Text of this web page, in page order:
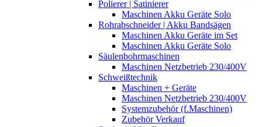
Polierer | Satinierer
Maschinen Akku Geräte Solo
Rohrabschneider | Akku Bandsägen
Maschinen Akku Geräte im Set
Maschinen Akku Geräte Solo
Säulenbohrmaschinen
Maschinen Netzbetrieb 230/400V
Schweißtechnik
Maschinen + Geräte
Maschinen Netzbetrieb 230/400V
Systemzubehör (f.Maschinen)
Zubehör Verkauf